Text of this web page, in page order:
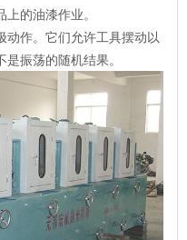
的油漆作业。
作。它们允许工具摆动以
振荡的随机结果。